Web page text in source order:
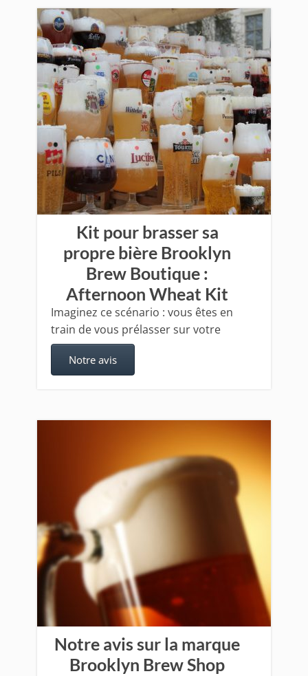
Kit pour brasser sa
propre bière Brooklyn
Brew Boutique :
Afternoon Wheat Kit
Imaginez ce scénario : vous êtes en
train de vous prélasser sur votre
Notre avis
Notre avis sur la marque
Brooklyn Brew Shop